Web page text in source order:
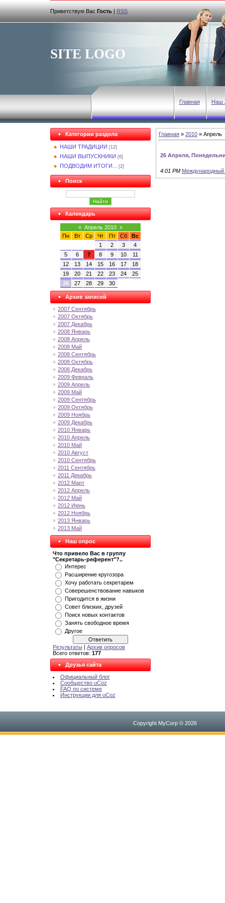
Приветствую Вас Гость|RSS
SITE LOGO
Главная Наш
Категории раздела
НАШИ ТРАДИЦИИ [12]
НАШИ ВЫПУСКНИКИ [6]
ПОДВОДИМ ИТОГИ... [2]
Поиск
Календарь
« Апрель 2010 »
Пн
Вт Ср Чт Пт Сб
Вс
1
2 3
4
5
6 7 8 9 10
11
12
13 14 15 16 17
18
19
20 21 22 23 24
25
26
27 28 29 30
Архив записей
2007 Сентябрь
2007 Октябрь
2007 Декабрь
2008 Январь
2008 Апрель
2008 Май
2008 Сентябрь
2008 Октябрь
2008 Декабрь
2009 Февраль
2009 Апрель
2009 Май
2009 Сентябрь
2009 Октябрь
2009 Ноябрь
2009 Декабрь
2010 Январь
2010 Апрель
2010 Май
2010 Август
2010 Сентябрь
2011 Сентябрь
2011 Декабрь
2012 Март
2012 Апрель
2012 Май
2012 Июнь
2012 Ноябрь
2013 Январь
2013 Май
Наш опрос
Что привело Вас в группу
"Секретарь-референт"?..
Интерес
Расширение кругозора
Хочу работать секретарем
Соверешенствование навыков
Пригодится в жизни
Совет близких, друзей
Поиск новых контактов
Занять свободное время
Другое
Результаты | Архив опросов
Всего ответов: 177
Друзья сайта
Официальный блог
Сообщество uCoz
FAQ по системе
Инструкции для uCoz
Главная » 2010 » Апрель
26 Апреля,
4:01 PM Международный
Copyright MyCorp © 2026